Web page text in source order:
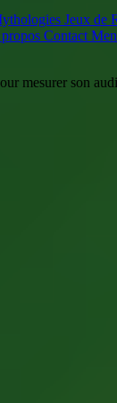
Jeux de
Contact
mesurer son